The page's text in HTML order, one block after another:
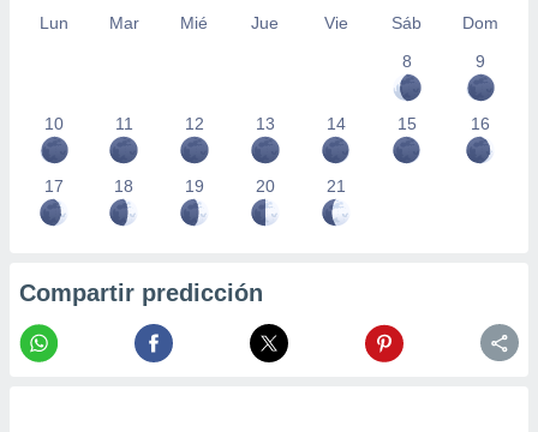
Lun Mar Mié Jue Vie Sáb
Dom
8
9
10 11 12 13 14 15 16
17 18 19 20 21
Compartir predicción